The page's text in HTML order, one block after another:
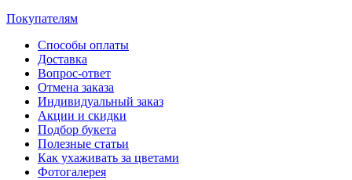
Покупателям
Способы оплаты
Доставка
Вопрос-ответ
Отмена заказа
Индивидуальный заказ
Акции и скидки
Подбор букета
Полезные статьи
Как ухаживать за цветами
Фотогалерея